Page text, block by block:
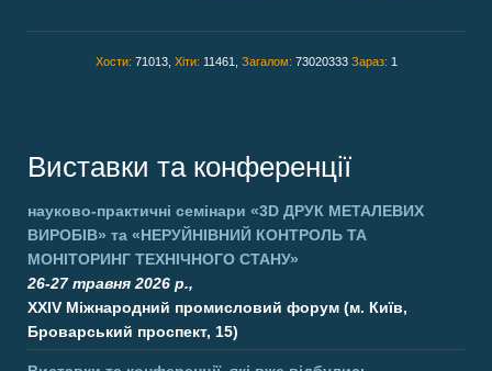
Хости: 71013, Хіти: 11461, Загалом: 73020333 Зараз: 1
Виставки та конференції
науково-практичні семінари «3D ДРУК МЕТАЛЕВИХ
ВИРОБІВ» та «НЕРУЙНІВНИЙ КОНТРОЛЬ ТА
МОНІТОРИНГ ТЕХНІЧНОГО СТАНУ»
26-27 травня 2026 р.,
XXIV Міжнародний промисловий форум (м. Київ,
Броварський проспект, 15)